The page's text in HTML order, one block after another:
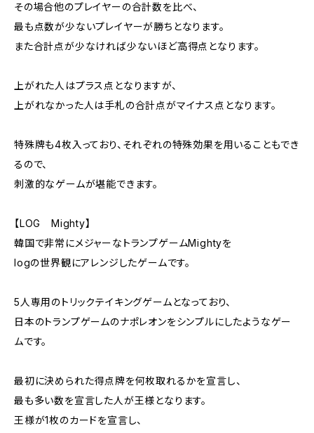
その場合他のプレイヤーの合計数を比べ、
最も点数が少ないプレイヤーが勝ちとなります。
また合計点が少なければ少ないほど高得点となります。
上がれた人はプラス点となりますが、
上がれなかった人は手札の合計点がマイナス点となります。
特殊牌も4枚入っており、それぞれの特殊効果を用いることもでき
るので、
刺激的なゲームが堪能できます。
【LOG Mighty】
韓国で非常にメジャーなトランプゲームMightyを
logの世界観にアレンジしたゲームです。
5人専用のトリックテイキングゲームとなっており、
日本のトランプゲームのナポレオンをシンプルにしたようなゲー
ムです。
最初に決められた得点牌を何枚取れるかを宣言し、
最も多い数を宣言した人が王様となります。
王様が1枚のカードを宣言し、